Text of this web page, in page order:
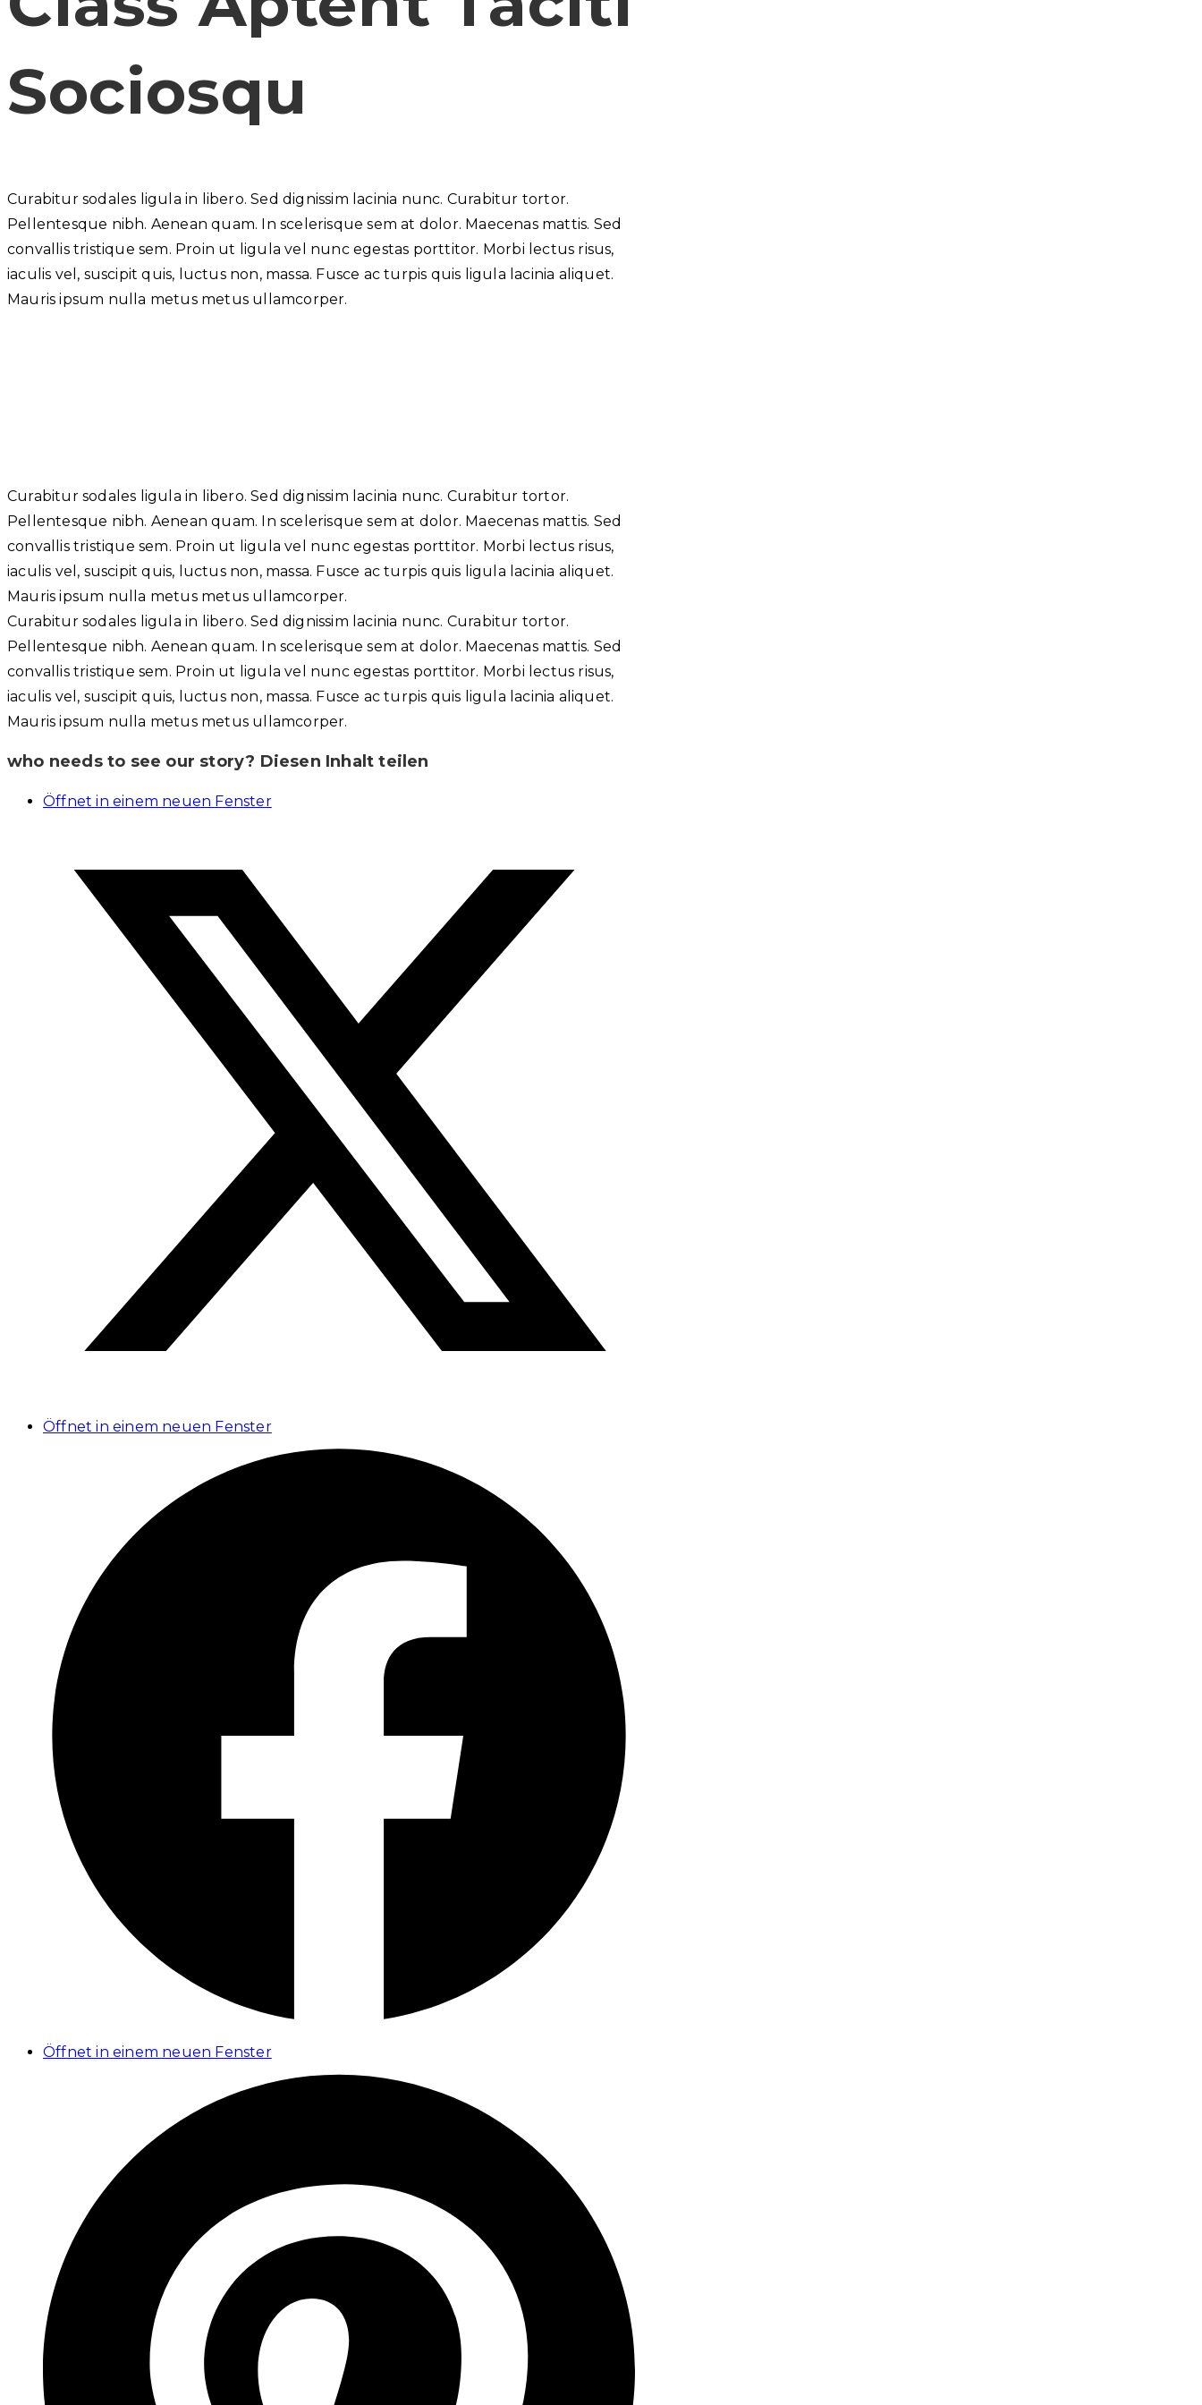
Sociosqu
Curabitur sodales ligula in libero. Sed dignissim lacinia nunc. Curabitur tortor.
Pellentesque nibh. Aenean quam. In scelerisque sem at dolor. Maecenas mattis. Sed
convallis tristique sem. Proin ut ligula vel nunc egestas porttitor. Morbi lectus risus,
iaculis vel, suscipit quis, luctus non, massa. Fusce ac turpis quis ligula lacinia aliquet.
Mauris ipsum nulla metus metus ullamcorper.
Curabitur sodales ligula in libero. Sed dignissim lacinia nunc. Curabitur tortor.
Pellentesque nibh. Aenean quam. In scelerisque sem at dolor. Maecenas mattis. Sed
convallis tristique sem. Proin ut ligula vel nunc egestas porttitor. Morbi lectus risus,
iaculis vel, suscipit quis, luctus non, massa. Fusce ac turpis quis ligula lacinia aliquet.
Mauris ipsum nulla metus metus ullamcorper.
Curabitur sodales ligula in libero. Sed dignissim lacinia nunc. Curabitur tortor.
Pellentesque nibh. Aenean quam. In scelerisque sem at dolor. Maecenas mattis. Sed
convallis tristique sem. Proin ut ligula vel nunc egestas porttitor. Morbi lectus risus,
iaculis vel, suscipit quis, luctus non, massa. Fusce ac turpis quis ligula lacinia aliquet.
Mauris ipsum nulla metus metus ullamcorper.
who needs to see our story? Diesen Inhalt teilen
Öffnet in einem neuen Fenster
Öffnet in einem neuen Fenster
Öffnet in einem neuen Fenster